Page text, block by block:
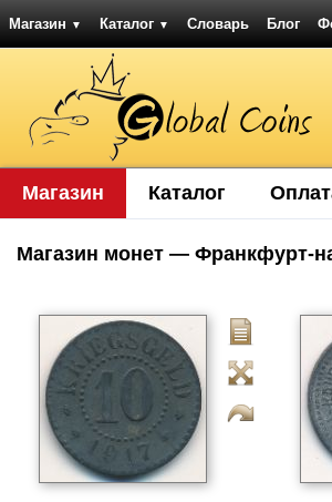
Магазин ▼ Каталог ▼ Словарь Блог
Магазин Каталог
Магазин монет — Франкфурт-